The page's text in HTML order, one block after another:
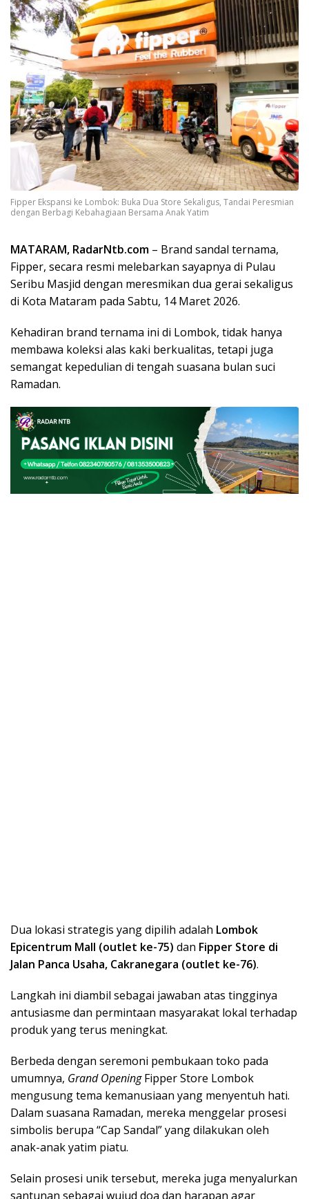
Fipper Ekspansi ke Lombok: Buka Dua Store Sekaligus, Tandai Peresmian
dengan Berbagi Kebahagiaan Bersama Anak Yatim
MATARAM, RadarNtb.com – Brand sandal ternama,
Fipper, secara resmi melebarkan sayapnya di Pulau
Seribu Masjid dengan meresmikan dua gerai sekaligus
di Kota Mataram pada Sabtu, 14 Maret 2026.
Kehadiran brand ternama ini di Lombok, tidak hanya
membawa koleksi alas kaki berkualitas, tetapi juga
semangat kepedulian di tengah suasana bulan suci
Ramadan.
Dua lokasi strategis yang dipilih adalah Lombok
Epicentrum Mall (outlet ke-75) dan Fipper Store di
Jalan Panca Usaha, Cakranegara (outlet ke-76).
Langkah ini diambil sebagai jawaban atas tingginya
antusiasme dan permintaan masyarakat lokal terhadap
produk yang terus meningkat.
Berbeda dengan seremoni pembukaan toko pada
umumnya, Grand OpeningFipper Store Lombok
mengusung tema kemanusiaan yang menyentuh hati.
Dalam suasana Ramadan, mereka menggelar prosesi
simbolis berupa “Cap Sandal” yang dilakukan oleh
anak-anak yatim piatu.
Selain prosesi unik tersebut, mereka juga menyalurkan
santunan sebagai wujud doa dan harapan agar